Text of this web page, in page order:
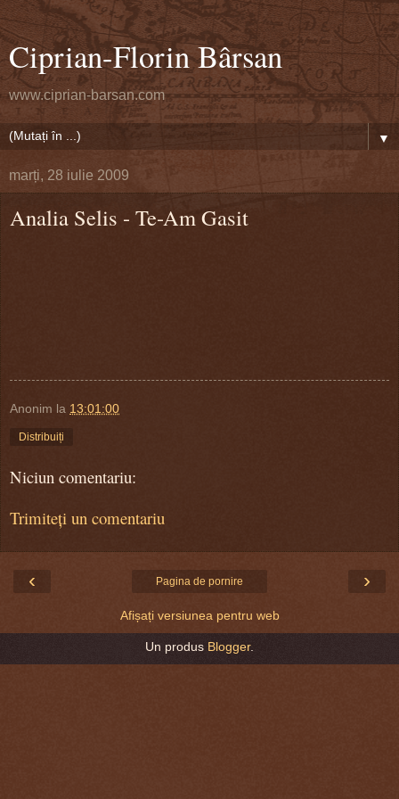
Ciprian-Florin Bârsan
www.ciprian-barsan.com
▼
marți, 28 iulie 2009
Analia Selis - Te-Am Gasit
Anonim la 13:01:00
Distribuiți
Niciun comentariu:
Trimiteți un comentariu
‹ ›
Pagina de pornire
Afișați versiunea pentru web
Un produs Blogger.